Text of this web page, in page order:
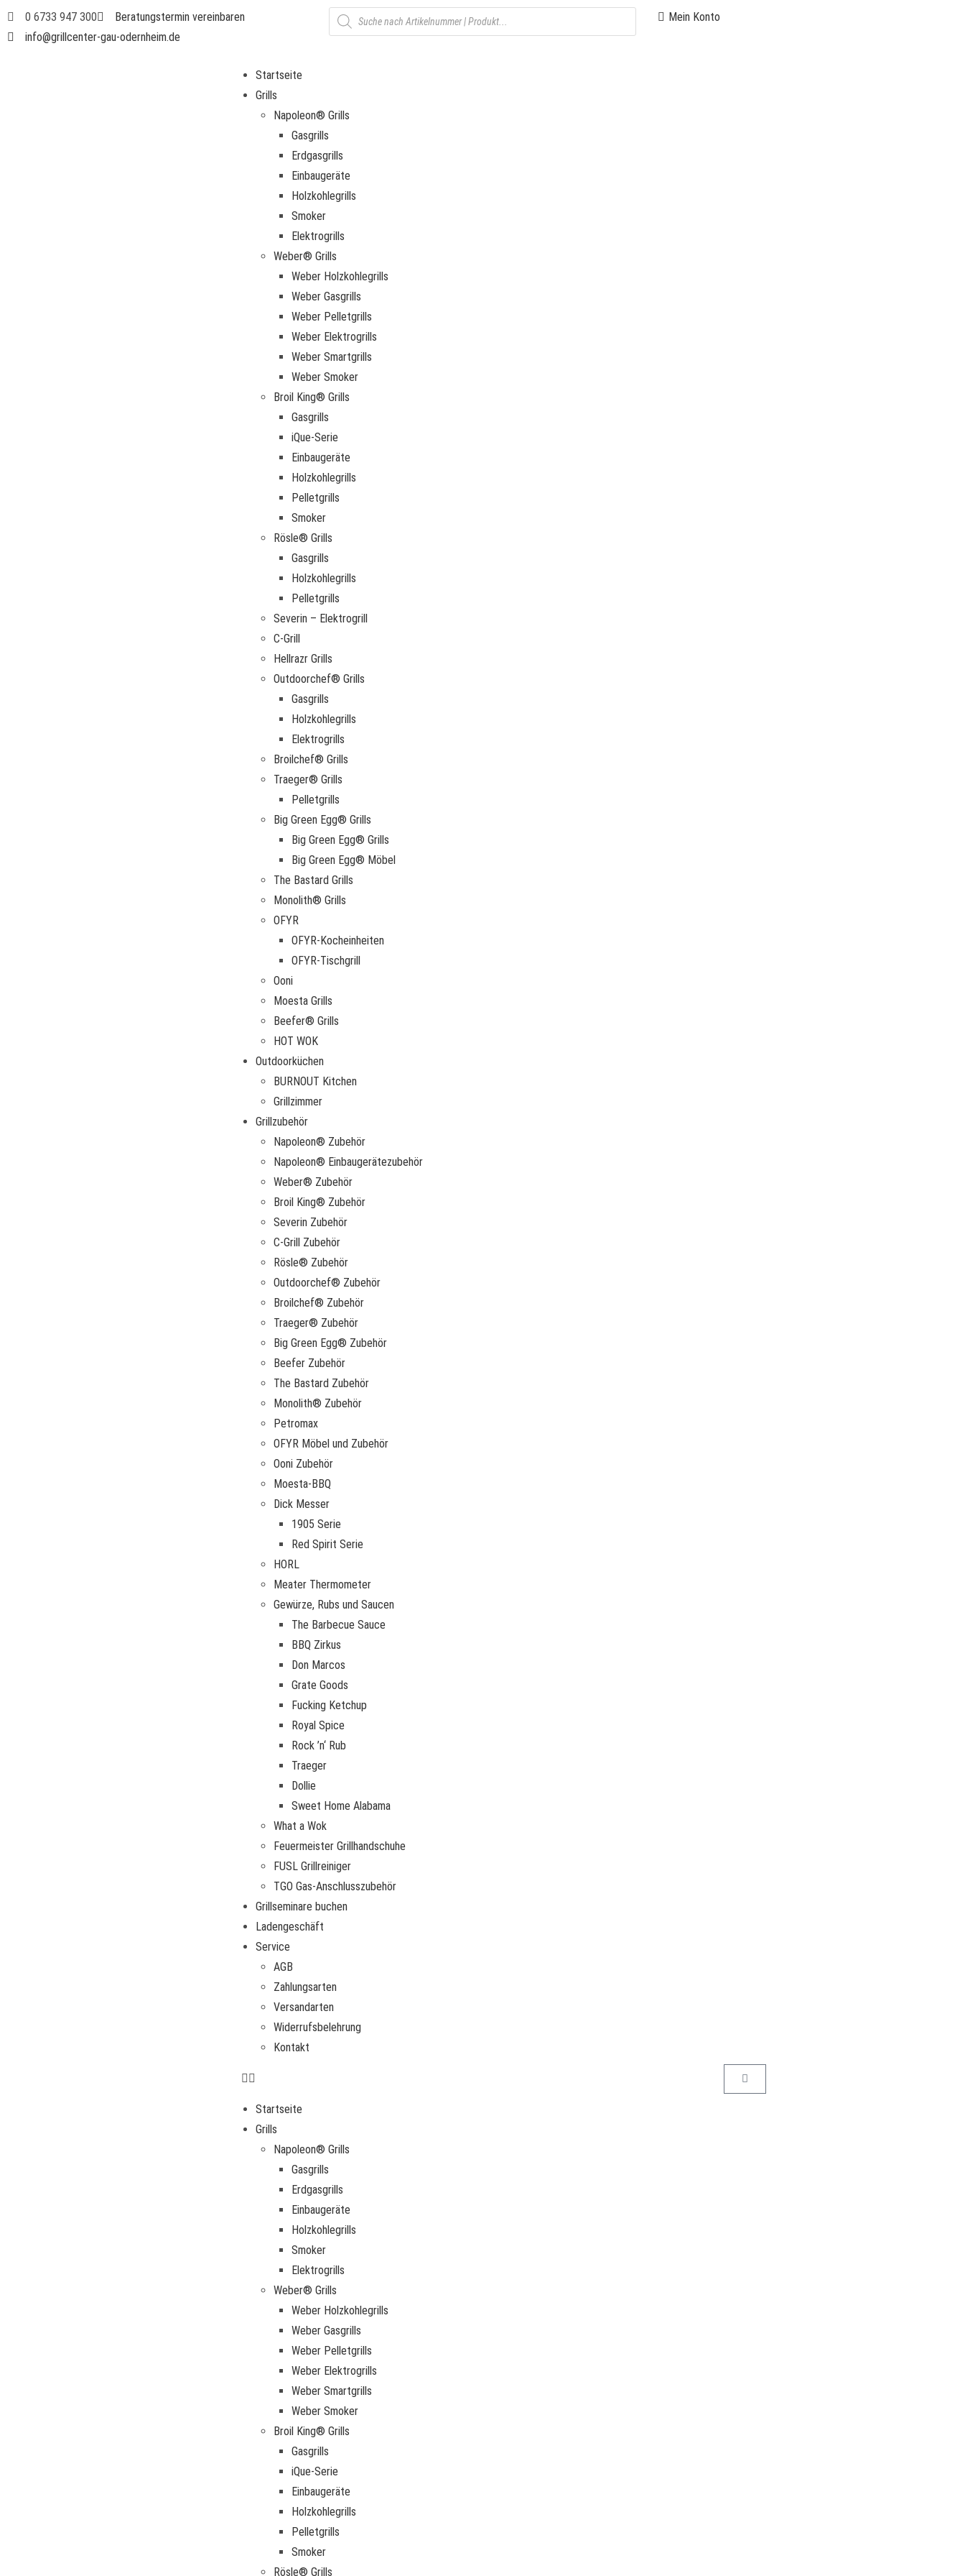
0 6733 947 300
Beratungstermin vereinbaren
info@grillcenter-gau-odernheim.de
Mein Konto
Startseite
Grills
Napoleon® Grills
Gasgrills
Erdgasgrills
Einbaugeräte
Holzkohlegrills
Smoker
Elektrogrills
Weber® Grills
Weber Holzkohlegrills
Weber Gasgrills
Weber Pelletgrills
Weber Elektrogrills
Weber Smartgrills
Weber Smoker
Broil King® Grills
Gasgrills
iQue-Serie
Einbaugeräte
Holzkohlegrills
Pelletgrills
Smoker
Rösle® Grills
Gasgrills
Holzkohlegrills
Pelletgrills
Severin – Elektrogrill
C-Grill
Hellrazr Grills
Outdoorchef® Grills
Gasgrills
Holzkohlegrills
Elektrogrills
Broilchef® Grills
Traeger® Grills
Pelletgrills
Big Green Egg® Grills
Big Green Egg® Grills
Big Green Egg® Möbel
The Bastard Grills
Monolith® Grills
OFYR
OFYR-Kocheinheiten
OFYR-Tischgrill
Ooni
Moesta Grills
Beefer® Grills
HOT WOK
Outdoorküchen
BURNOUT Kitchen
Grillzimmer
Grillzubehör
Napoleon® Zubehör
Napoleon® Einbaugerätezubehör
Weber® Zubehör
Broil King® Zubehör
Severin Zubehör
C-Grill Zubehör
Rösle® Zubehör
Outdoorchef® Zubehör
Broilchef® Zubehör
Traeger® Zubehör
Big Green Egg® Zubehör
Beefer Zubehör
The Bastard Zubehör
Monolith® Zubehör
Petromax
OFYR Möbel und Zubehör
Ooni Zubehör
Moesta-BBQ
Dick Messer
1905 Serie
Red Spirit Serie
HORL
Meater Thermometer
Gewürze, Rubs und Saucen
The Barbecue Sauce
BBQ Zirkus
Don Marcos
Grate Goods
Fucking Ketchup
Royal Spice
Rock ’n‘ Rub
Traeger
Dollie
Sweet Home Alabama
What a Wok
Feuermeister Grillhandschuhe
FUSL Grillreiniger
TGO Gas-Anschlusszubehör
Grillseminare buchen
Ladengeschäft
Service
AGB
Zahlungsarten
Versandarten
Widerrufsbelehrung
Kontakt
Startseite
Grills
Napoleon® Grills
Gasgrills
Erdgasgrills
Einbaugeräte
Holzkohlegrills
Smoker
Elektrogrills
Weber® Grills
Weber Holzkohlegrills
Weber Gasgrills
Weber Pelletgrills
Weber Elektrogrills
Weber Smartgrills
Weber Smoker
Broil King® Grills
Gasgrills
iQue-Serie
Einbaugeräte
Holzkohlegrills
Pelletgrills
Smoker
Rösle® Grills